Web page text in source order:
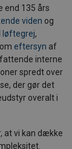
end 135 års
viden og
løftegrej,
eftersyn af
interne
spredt over
der gør det
overalt i
at vi kan dække